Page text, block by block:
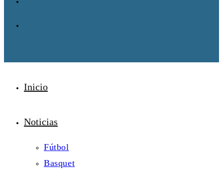
Inicio
Noticias
Fútbol
Basquet